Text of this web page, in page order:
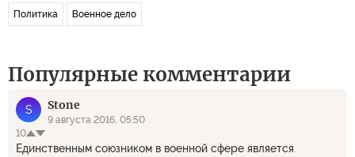
Политика Военное дело
Популярные комментарии
S Stоne
9 августа 2016, 05:50
10
Единственным союзником в военной сфере является